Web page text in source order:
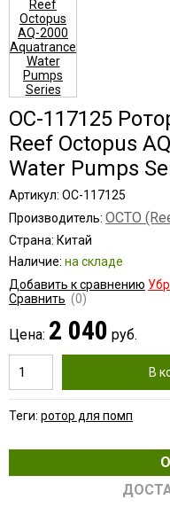
OC-117125
Reef Octopus
Water Pumps
Артикул: OC-117125
Производитель: OCTO
Страна: Китай
Наличие: на складе
Добавить к сравнению
Сравнить (0)
Цена: 2 040 руб.
В
Теги: ротор для помп